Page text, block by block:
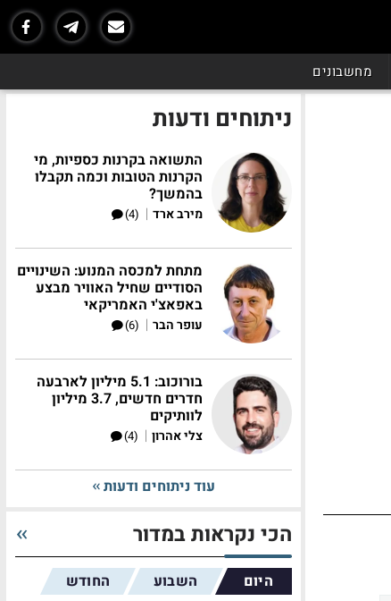
מחשבונים
ניתוחים ודעות
התשואה בקרנות כספיות, מי
הקרנות הטובות וכמה תקבלו
בהמשך?
מירב ארד |
(4)
מתחת למכסה המנוע: השינויים
הסודיים שחיל האוויר מבצע
באפאצ'י האמריקאי
עופר הבר |
(6)
בורוכוב: 5.1 מיליון לארבעה
חדרים חדשים, 3.7 מיליון
לוותיקים
צלי אהרון |
(4)
עוד ניתוחים ודעות
הכי נקראות במדור
היום השבוע החודש